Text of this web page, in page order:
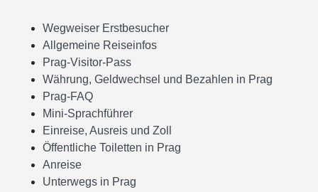
Wegweiser Erstbesucher
Allgemeine Reiseinfos
Prag-Visitor-Pass
Währung, Geldwechsel und Bezahlen in Prag
Prag-FAQ
Mini-Sprachführer
Einreise, Ausreis und Zoll
Öffentliche Toiletten in Prag
Anreise
Unterwegs in Prag